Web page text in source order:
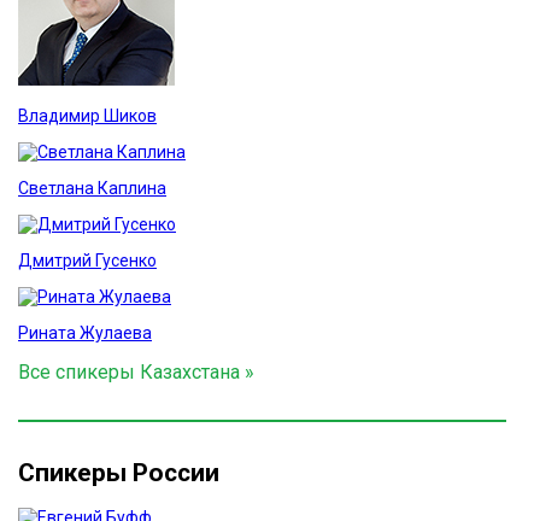
Владимир Шиков
Светлана Каплина
Дмитрий Гусенко
Рината Жулаева
Все спикеры Казахстана »
Спикеры России